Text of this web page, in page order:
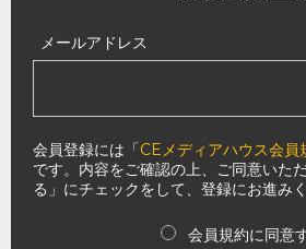
メールアドレス
会員登録には「CEメディアハウス会員
です。内容をご確認の上、ご同意いた
る」にチェックをして、登録にお進みく
会員規約に同意